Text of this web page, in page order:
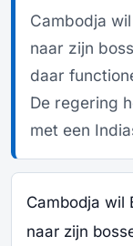
Cambodja
naar zijn
daar
De regering
met een
Cambodja wil
naar zijn